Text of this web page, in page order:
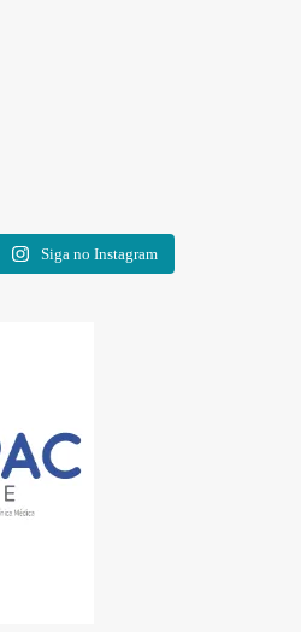
Siga no Instagram